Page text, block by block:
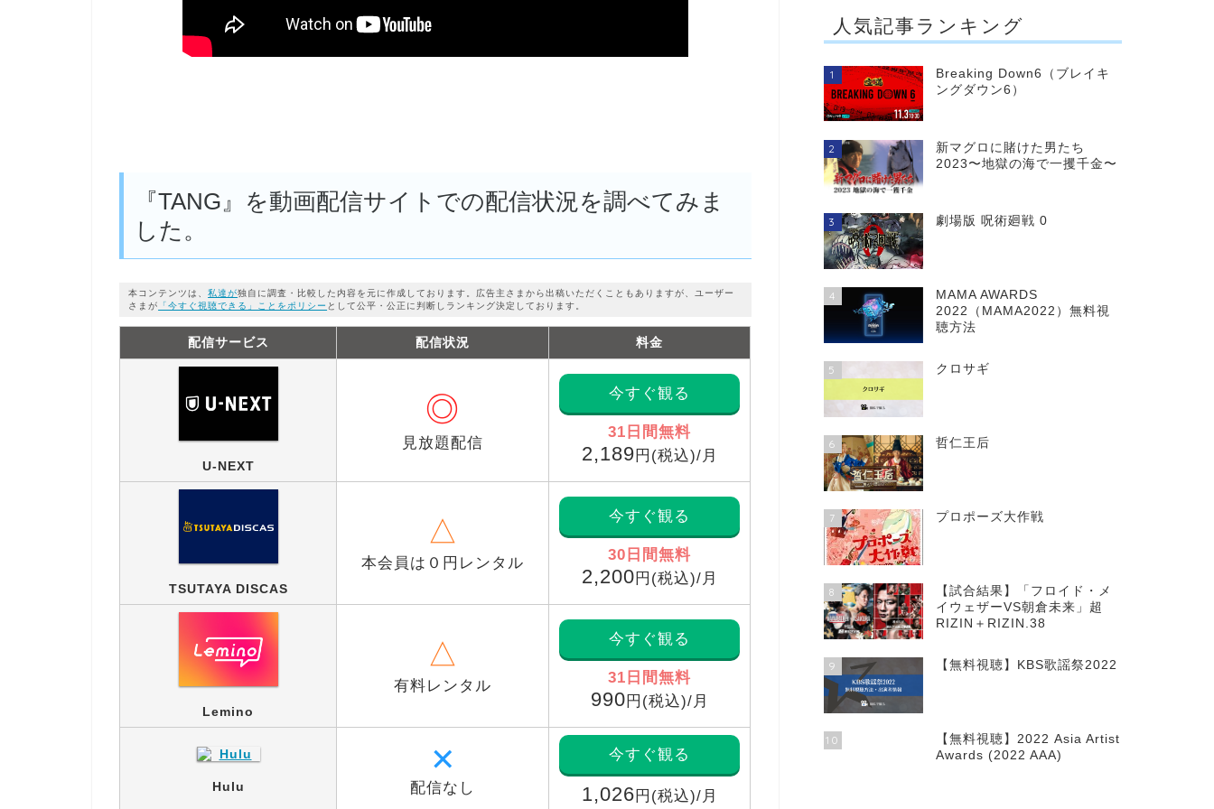
『TANG』を動画配信サイトでの配信状況を調べてみま
した。
本コンテンツは、私達が独自に調査・比較した内容を元に作成しております。広告主さまから出稿いただくこともありますが、ユーザー
さまが 「今すぐ視聴できる」ことをポリシー として公平・公正に判断しランキング決定しております。
配信サービス 配信状況 料金
U-NEXT
◎
見放題配信
今すぐ観る
31日間無料
2,189 円(税込)/月
TSUTAYA DISCAS
△
本会員は０円レンタル
今すぐ観る
30日間無料
2,200 円(税込)/月
Lemino
△
有料レンタル
今すぐ観る
31日間無料
990 円(税込)/月
Hulu
✕
配信なし
今すぐ観る
1,026 円(税込)/月
人気記事ランキング
1
Breaking Down6（ブレイキ
ングダウン6）
2
新マグロに賭けた男たち
2023〜地獄の海で一攫千金〜
3 劇場版 呪術廻戦 0
4
MAMA AWARDS
2022（MAMA2022）無料視
聴方法
5 クロサギ
6 哲仁王后
7 プロポーズ大作戦
8
【試合結果】「フロイド・メ
イウェザーVS朝倉未来」超
RIZIN＋RIZIN.38
9 【無料視聴】KBS歌謡祭2022
10
【無料視聴】2022 Asia Artist
Awards (2022 AAA)